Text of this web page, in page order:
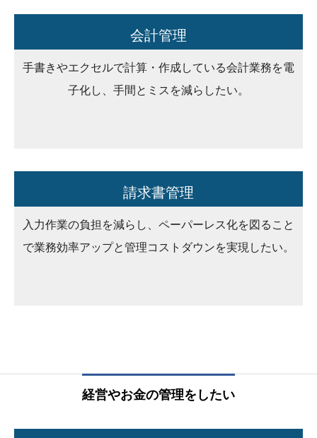
会計管理
手書きやエクセルで計算・作成している会計業務を電
子化し、手間とミスを減らしたい。
請求書管理
入力作業の負担を減らし、ペーパーレス化を図ること
で業務効率アップと管理コストダウンを実現したい。
経営やお金の管理をしたい